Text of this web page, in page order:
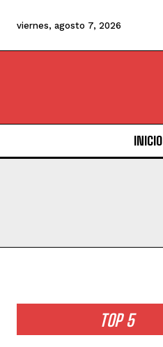
viernes, agosto 7, 2026
INICIO
TOP 5